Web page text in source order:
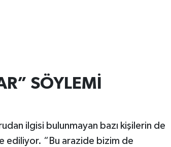
SÖYLEMİ
ilgisi bulunmayan bazı kişilerin de
ediliyor. “Bu arazide bizim de